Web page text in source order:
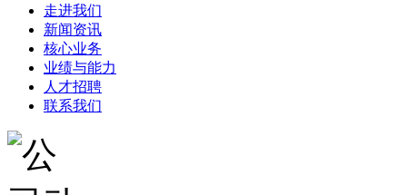
走进我们
新闻资讯
核心业务
业绩与能力
人才招聘
联系我们